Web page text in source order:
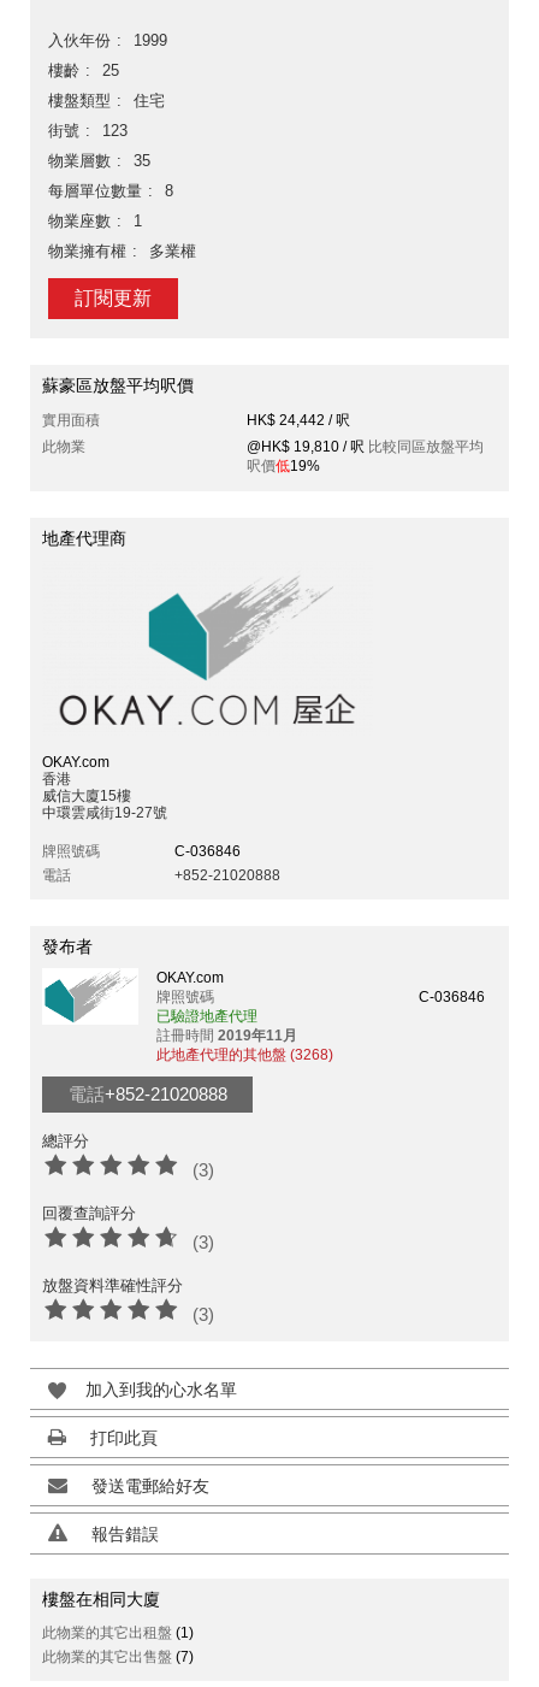
入伙年份
1999
樓齡
25
樓盤類型
住宅
街號
123
物業層數
35
每層單位數量
8
物業座數
1
物業擁有權
多業權
訂閱更新
蘇豪區放盤平均呎價
實用面積
HK$ 24,442 / 呎
此物業
@HK$ 19,810 / 呎 比較同區放盤平均
呎價低19%
地產代理商
OKAY.com
香港
威信大廈15樓
中環雲咸街19-27號
牌照號碼
C-036846
電話
+852-21020888
發布者
OKAY.com
牌照號碼
C-036846
已驗證地產代理
註冊時間 2019年11月
此地產代理的其他盤 (3268)
電話+852-21020888
總評分
(3)
回覆查詢評分
(3)
放盤資料準確性評分
(3)
加入到我的心水名單
打印此頁
發送電郵給好友
報告錯誤
樓盤在相同大廈
此物業的其它出租盤 (1)
此物業的其它出售盤 (7)